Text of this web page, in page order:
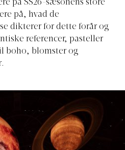
på SS26-sæsonens store
på, hvad de
dikterer for dette forår og
referencer, pasteller
boho, blomster og